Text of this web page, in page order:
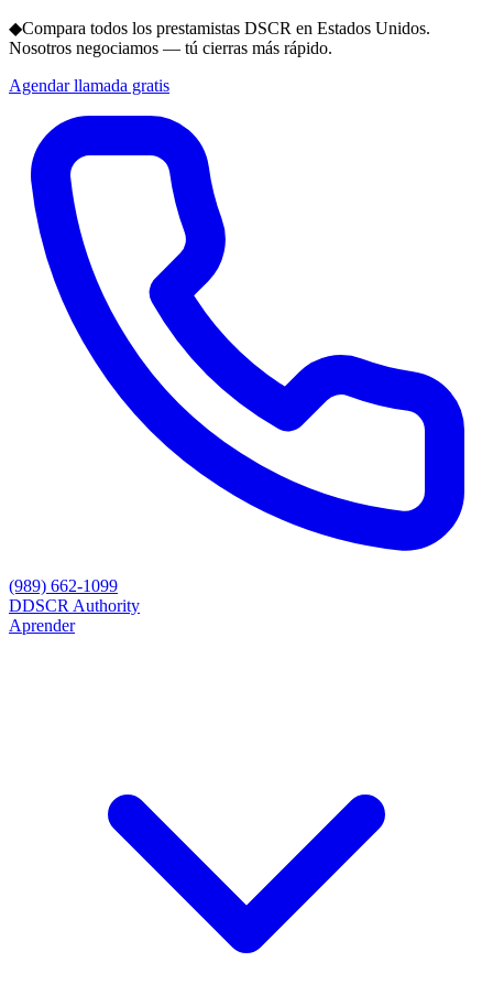
◆Compara todos los prestamistas DSCR en Estados Unidos.
Nosotros negociamos — tú cierras más rápido.
Agendar llamada gratis
(989) 662-1099
DDSCR Authority
Aprender